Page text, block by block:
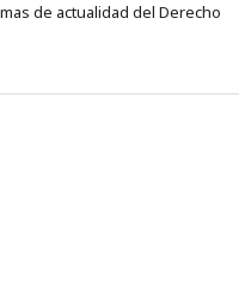
de actualidad del Derecho